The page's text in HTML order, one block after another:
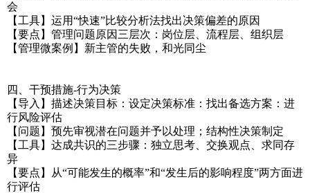
会
【工具】运用“快速”比较分析法找出决策偏差的原因
【要点】管理问题原因三层次：岗位层、流程层、组织层
【管理微案例】新主管的失败，和光同尘
四、干预措施-行为决策
【导入】描述决策目标：设定决策标准：找出备选方案：进
行风险评估
【问题】预先审视潜在问题并予以处理；结构性决策制定
【工具】达成共识的三步骤：独立思考、交换观点、求同存
异
【要点】从“可能发生的概率”和“发生后的影响程度”两方面进
行评估